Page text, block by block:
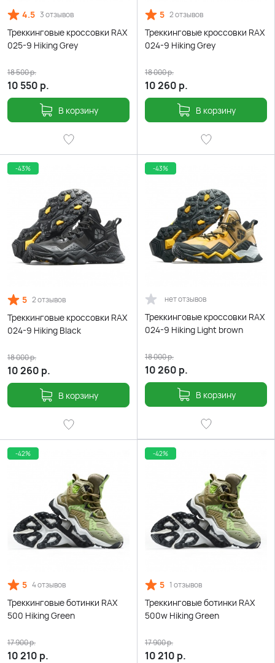
4.5 3 отзывов
Треккинговые кроссовки RAX
025-9 Hiking Grey
10 550 р.
18 500р.
В корзину
5 2 отзывов
Треккинговые кроссовки RAX
024-9 Hiking Grey
10 260 р.
18 000р.
В корзину
-43%
5 2 отзывов
Треккинговые кроссовки RAX
024-9 Hiking Black
10 260 р.
18 000р.
В корзину
-43%
нет отзывов
Треккинговые кроссовки RAX
024-9 Hiking Light brown
10 260 р.
18 000р.
В корзину
-42%
5 4 отзывов
Треккинговые ботинки RAX
500 Hiking Green
10 210 р.
17 900р.
-42%
5 1 отзывов
Треккинговые ботинки RAX
500w Hiking Green
10 210 р.
17 900р.